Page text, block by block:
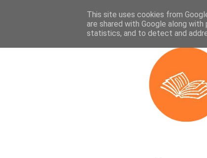
This site uses cookies from
are shared with Google along
statistics, and to detect and